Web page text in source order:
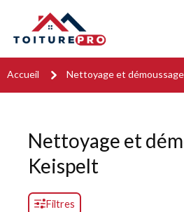
Accueil Nettoyage et démoussage
Nettoyage et
Keispelt
Filtres